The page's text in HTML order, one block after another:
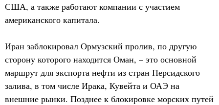
США, а также работают компании с участием
американского капитала.
Иран заблокировал Ормузский пролив, по другую
сторону которого находится Оман, – это основной
маршрут для экспорта нефти из стран Персидского
залива, в том числе Ирака, Кувейта и ОАЭ на
внешние рынки. Позднее к блокировке морских путей